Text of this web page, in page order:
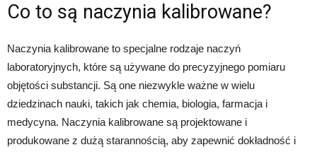
Co to są naczynia kalibrowane?
Naczynia kalibrowane to specjalne rodzaje naczyń
laboratoryjnych, które są używane do precyzyjnego pomiaru
objętości substancji. Są one niezwykle ważne w wielu
dziedzinach nauki, takich jak chemia, biologia, farmacja i
medycyna. Naczynia kalibrowane są projektowane i
produkowane z dużą starannością, aby zapewnić dokładność i